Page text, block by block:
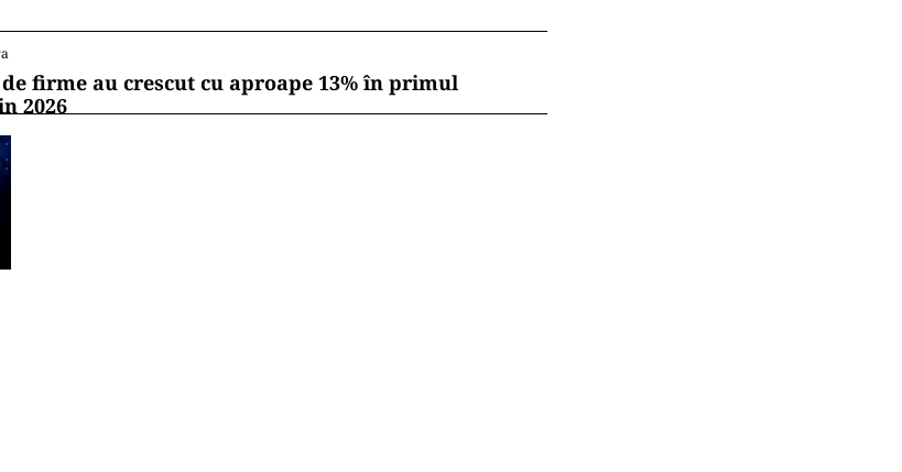
firme au crescut cu aproape 13% în primul
2026